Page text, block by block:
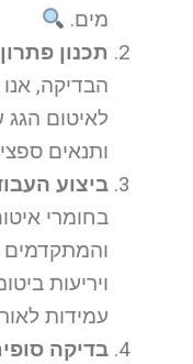
מים.
תכנון
הבדיקה,
לאיטום
ותנאים
ביצוע
בחומרי
והמתקדמים
ויריעות
עמידות
בדיקה